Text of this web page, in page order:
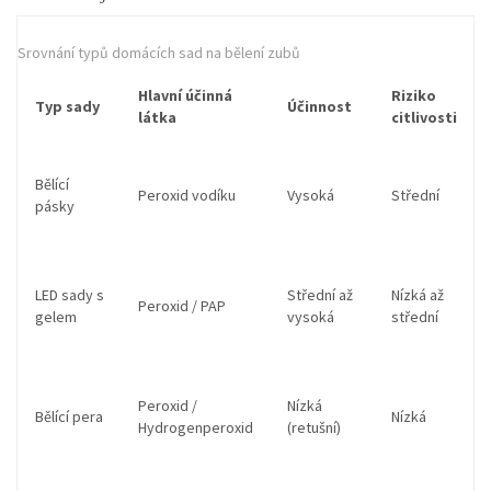
Srovnání typů domácích sad na bělení zubů
Typ sady
Hlavní účinná
látka
Účinnost
Riziko
citlivosti
Bělící
pásky
Peroxid vodíku Vysoká Střední
LED sady s
gelem
Peroxid / PAP
Střední až
vysoká
Nízká až
střední
Bělící pera
Peroxid /
Hydrogenperoxid
Nízká
(retušní)
Nízká